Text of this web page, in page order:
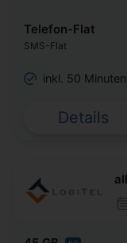
Telefon-Flat
SMS-Flat
inkl. 50
Details